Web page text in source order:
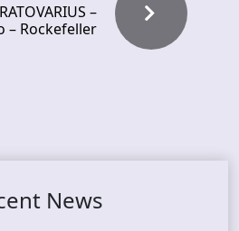
–
– Rockefeller
News